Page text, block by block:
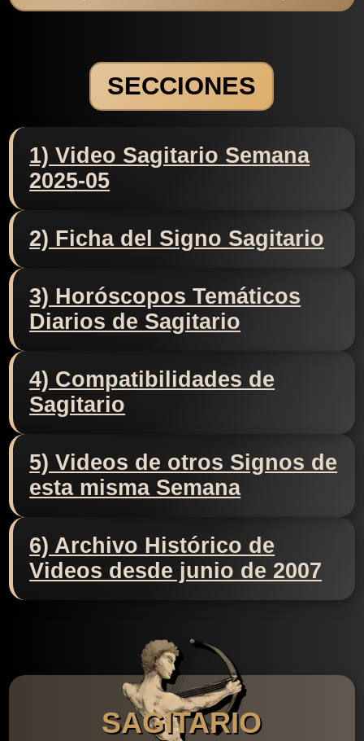
SECCIONES
1) Video Sagitario Semana
2025-05
2) Ficha del Signo Sagitario
3) Horóscopos Temáticos
Diarios de Sagitario
4) Compatibilidades de
Sagitario
5) Videos de otros Signos de
esta misma Semana
6) Archivo Histórico de
Videos desde junio de 2007
SAGITARIO